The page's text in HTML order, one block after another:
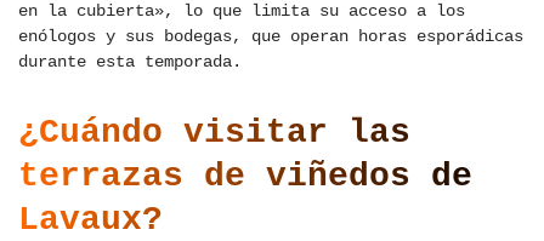
en la cubierta», lo que limita su acceso a los
enólogos y sus bodegas, que operan horas esporádicas
durante esta temporada.
¿Cuándo visitar las
terrazas de viñedos de
Lavaux?